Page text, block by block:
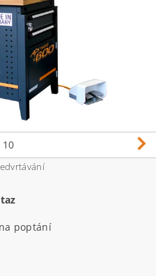
10
poptání